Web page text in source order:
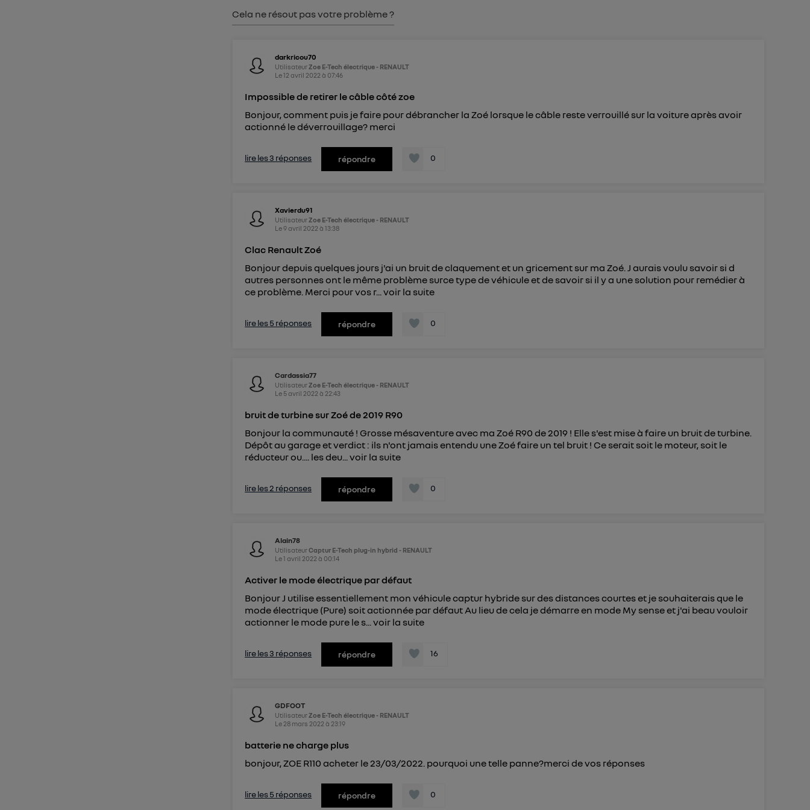
Cela ne résout pas votre problème ?
darkricou70
UtilisateurZoe E-Tech électrique - RENAULT
Le12 avril 2022 à 07:46
Impossible de retirer le câble côté zoe
Bonjour, comment puis je faire pour débrancher la Zoé lorsque le câble reste verrouillé sur la voiture après avoir
actionné le déverrouillage? merci
lire les 3 réponses répondre 0
Xavierdu91
UtilisateurZoe E-Tech électrique - RENAULT
Le9 avril 2022 à13:38
Clac Renault Zoé
Bonjour depuis quelques jours j'ai un bruit de claquement et un gricement sur ma Zoé. J aurais voulu savoir si d
autres personnes ont le même problème surce type de véhicule et de savoir si il y a une solution pour remédier à
ce problème. Merci pour vos r...voir la suite
lire les 5 réponses répondre 0
Cardassia77
UtilisateurZoe E-Tech électrique - RENAULT
Le 5 avril 2022 à 22:43
bruit de turbine sur Zoé de 2019 R90
Bonjour la communauté ! Grosse mésaventure avec ma Zoé R90 de 2019 ! Elle s'est mise à faire un bruit de turbine.
Dépôt au garage et verdict : ils n'ont jamais entendu une Zoé faire un tel bruit ! Ce serait soit le moteur, soit le
réducteur ou.... les deu...voir la suite
lire les 2 réponses répondre 0
Alain78
UtilisateurCaptur E-Tech plug-in hybrid - RENAULT
Le1 avril 2022 à 00:14
Activer le mode électrique par défaut
Bonjour J utilise essentiellement mon véhicule captur hybride sur des distances courtes et je souhaiterais que le
mode électrique (Pure) soit actionnée par défaut Au lieu de cela je démarre en mode My sense et j'ai beau vouloir
actionner le mode pure le s...voir la suite
lire les 3 réponses répondre 16
GDFOOT
UtilisateurZoe E-Tech électrique - RENAULT
Le 28 mars 2022 à 23:19
batterie ne charge plus
bonjour, ZOE R110 acheter le 23/03/2022. pourquoi une telle panne?merci de vos réponses
lire les 5 réponses répondre 0
") ou via la page « gérer Utiq » en bas de ce site. Pour plus